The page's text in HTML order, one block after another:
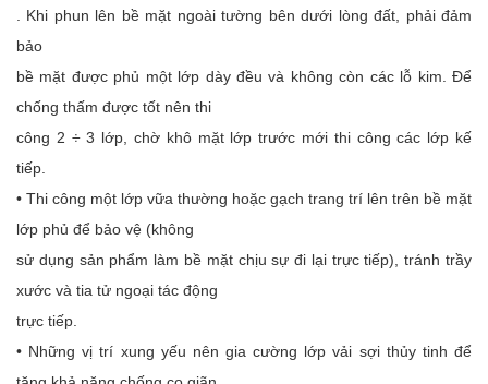
. Khi phun lên bề mặt ngoài tường bên dưới lòng đất, phải đảm
bảo
bề mặt được phủ một lớp dày đều và không còn các lỗ kim. Để
chống thấm được tốt nên thi
công 2 ÷ 3 lớp, chờ khô mặt lớp trước mới thi công các lớp kế
tiếp.
• Thi công một lớp vữa thường hoặc gạch trang trí lên trên bề mặt
lớp phủ để bảo vệ (không
sử dụng sản phẩm làm bề mặt chịu sự đi lại trực tiếp), tránh trầy
xước và tia tử ngoại tác động
trực tiếp.
• Những vị trí xung yếu nên gia cường lớp vải sợi thủy tinh để